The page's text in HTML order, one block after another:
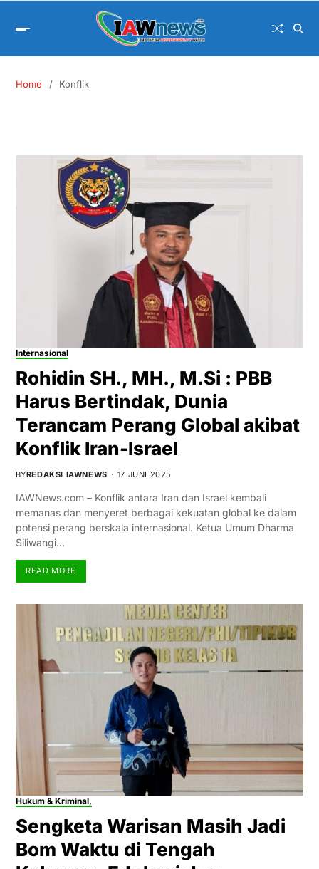
Home Konflik
Internasional
Rohidin SH., MH., M.Si : PBB
Harus Bertindak, Dunia
Terancam Perang Global akibat
Konflik Iran-Israel
BYREDAKSI IAWNEWS 17 JUNI 2025
IAWNews.com – Konflik antara Iran dan Israel kembali
memanas dan menyeret berbagai kekuatan global ke dalam
potensi perang berskala internasional. Ketua Umum Dharma
Siliwangi…
READ MORE
Hukum & Kriminal,
Sengketa Warisan Masih Jadi
Bom Waktu di Tengah